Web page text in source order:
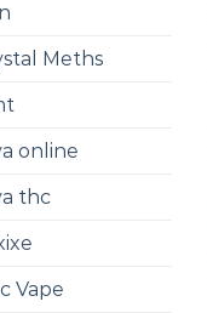
Meths
online
thc
Vape